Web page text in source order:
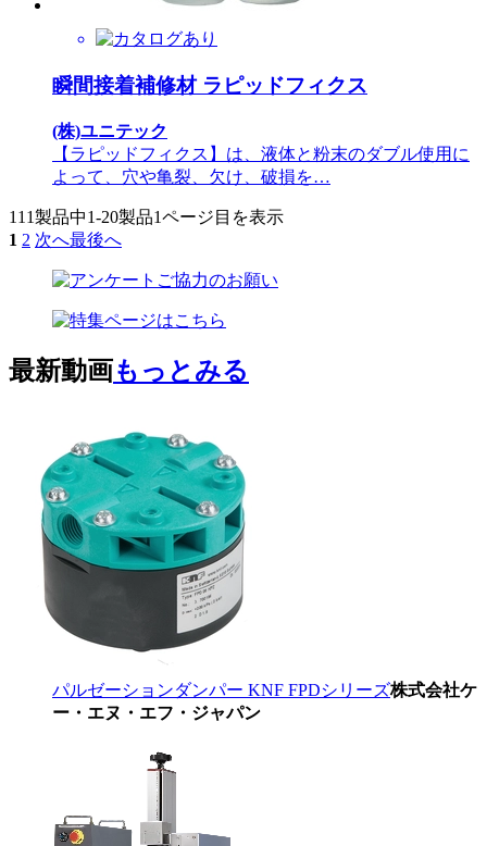
瞬間接着補修材 ラピッドフィクス
(株)ユニテック
【ラピッドフィクス】は、液体と粉末のダブル使用に
よって、穴や亀裂、欠け、破損を…
111製品中1-20製品1ページ目を表示
1 2 次へ最後へ
最新動画もっとみる
パルゼーションダンパー KNF FPDシリーズ株式会社ケ
ー・エヌ・エフ・ジャパン